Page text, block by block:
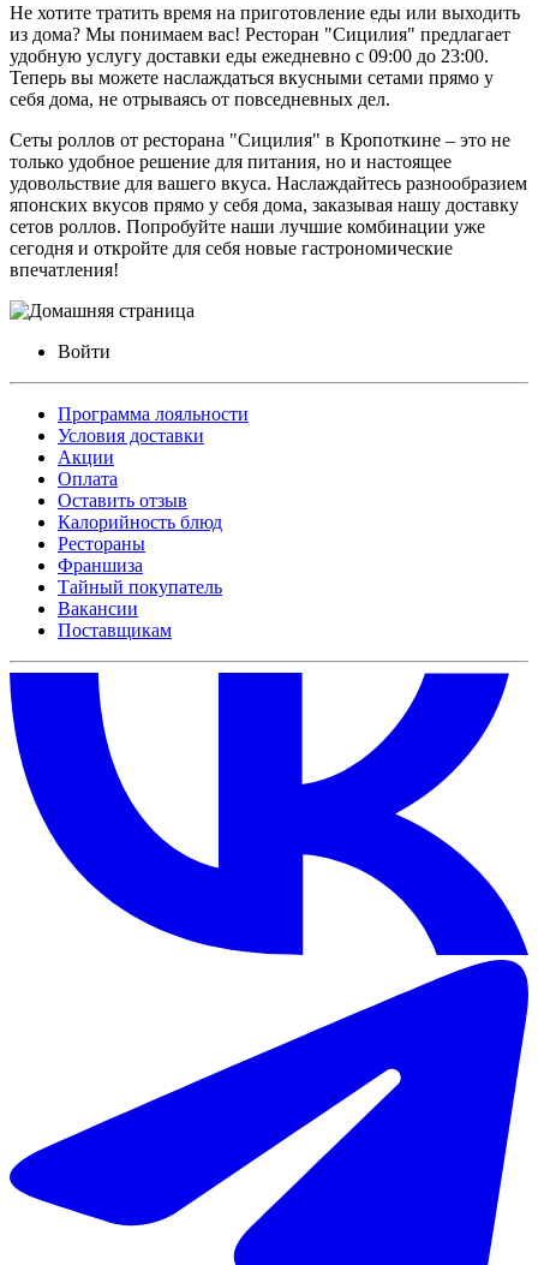
Не хотите тратить время на приготовление еды или выходить
из дома? Мы понимаем вас! Ресторан "Сицилия" предлагает
удобную услугу доставки еды ежедневно с 09:00 до 23:00.
Теперь вы можете наслаждаться вкусными сетами прямо у
себя дома, не отрываясь от повседневных дел.
Сеты роллов от ресторана "Сицилия" в Кропоткине – это не
только удобное решение для питания, но и настоящее
удовольствие для вашего вкуса. Наслаждайтесь разнообразием
японских вкусов прямо у себя дома, заказывая нашу доставку
сетов роллов. Попробуйте наши лучшие комбинации уже
сегодня и откройте для себя новые гастрономические
впечатления!
Войти
Программа лояльности
Условия доставки
Акции
Оплата
Оставить отзыв
Калорийность блюд
Рестораны
Франшиза
Тайный покупатель
Вакансии
Поставщикам